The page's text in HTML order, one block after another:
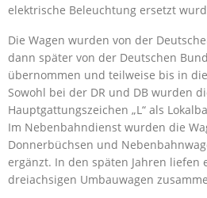
elektrische Beleuchtung ersetzt
Die Wagen wurden von der
dann später von der Deutschen
übernommen und teilweise bis in
Sowohl bei der DR und DB wurden
Hauptgattungszeichen „L“ als
Im Nebenbahndienst wurden die
Donnerbüchsen und
ergänzt. In den späten Jahren liefen
dreiachsigen Umbauwagen